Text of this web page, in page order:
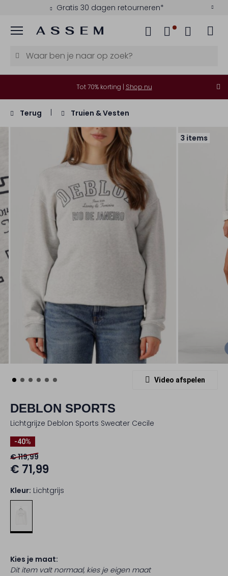
Gratis 30 dagen retourneren*
Menu
Tot 70% korting | Shop nu
Terug Truien & Vesten
3 items
Video afspelen
DEBLON SPORTS
Lichtgrijze Deblon Sports Sweater Cecile
-40%
€ 119,99
€ 71,99
Kleur: Lichtgrijs
Kies je maat:
Dit item valt normaal, kies je eigen maat